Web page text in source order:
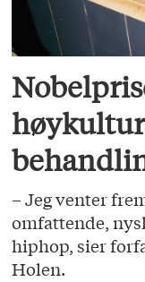
– Jeg venter
omfattende,
hiphop, sier
Holen.